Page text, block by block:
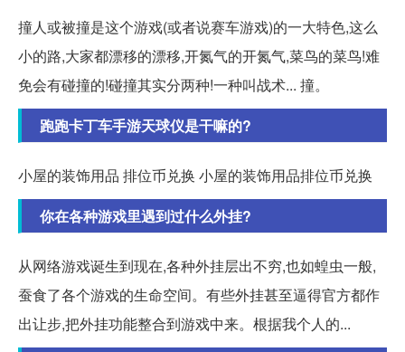
撞人或被撞是这个游戏(或者说赛车游戏)的一大特色,这么
小的路,大家都漂移的漂移,开氮气的开氮气,菜鸟的菜鸟!难
免会有碰撞的!碰撞其实分两种!一种叫战术... 撞。
跑跑卡丁车手游天球仪是干嘛的?
小屋的装饰用品 排位币兑换 小屋的装饰用品排位币兑换
你在各种游戏里遇到过什么外挂?
从网络游戏诞生到现在,各种外挂层出不穷,也如蝗虫一般,
蚕食了各个游戏的生命空间。有些外挂甚至逼得官方都作
出让步,把外挂功能整合到游戏中来。根据我个人的...